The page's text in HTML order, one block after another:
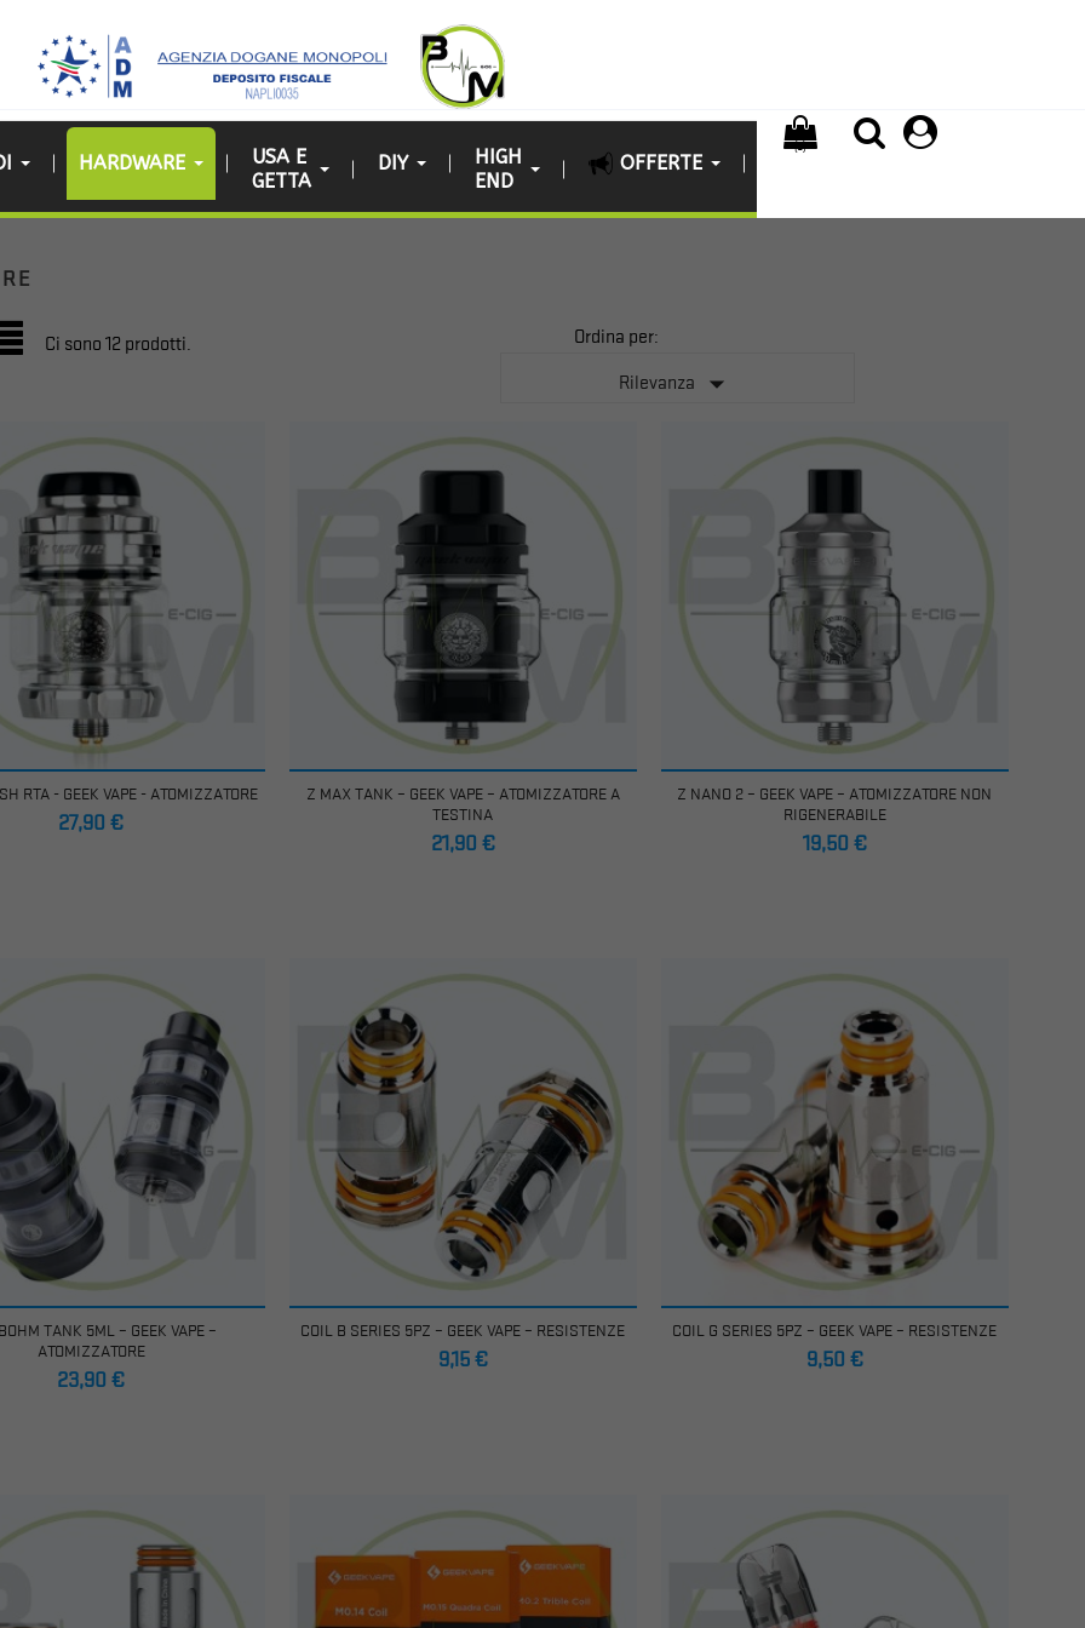
HARDWARE
USA E
GETTA
DIY
HIGH
END
OFFERTE
(0)
Ci sono 12 prodotti. Ordina per:
Rilevanza 
RTA - GEEK VAPE - ATOMIZZATORE
Prezzo
27,90 €
Z MAX TANK – GEEK VAPE – ATOMIZZATORE A
TESTINA
Prezzo
21,90 €
Z NANO 2 – GEEK VAPE – ATOMIZZATORE NON
RIGENERABILE
Prezzo
19,50 €
TANK 5ML – GEEK VAPE –
ATOMIZZATORE
Prezzo
23,90 €
COIL B SERIES 5PZ – GEEK VAPE – RESISTENZE
Prezzo
9,15 €
COIL G SERIES 5PZ – GEEK VAPE – RESISTENZE
Prezzo
9,50 €